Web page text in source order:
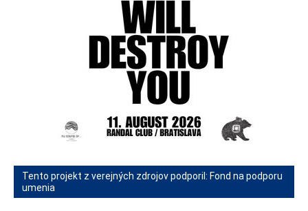
Tento projekt z verejných zdrojov podporil: Fond na podporu
umenia